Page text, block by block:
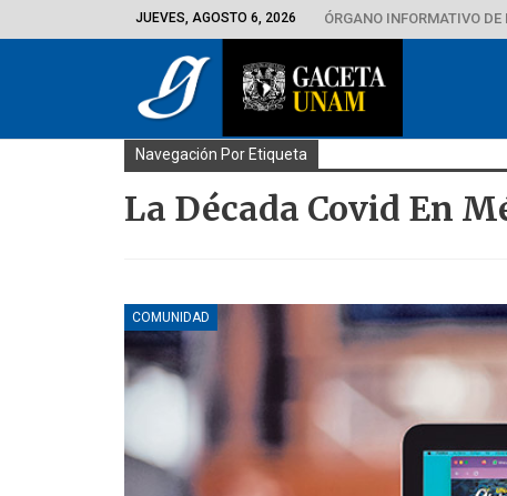
JUEVES, AGOSTO 6, 2026 ÓRGANO INFORMATIVO
Navegación Por Etiqueta
La Década Covid En
COMUNIDAD